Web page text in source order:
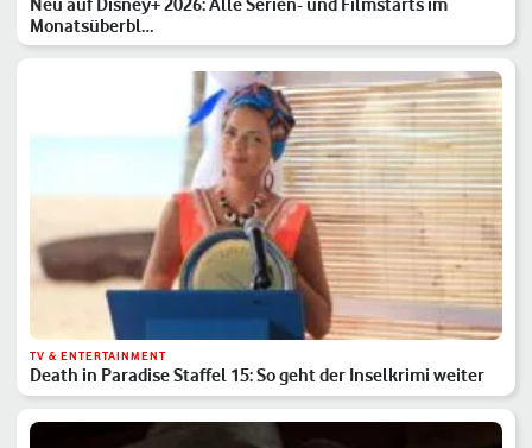
Monatsüberbl…
TV & ENTERTAINMENT
Death in Paradise Staffel 15: So geht der Inselkrimi weiter